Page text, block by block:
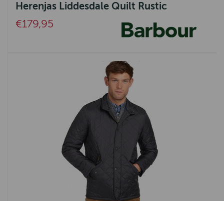
Herenjas Liddesdale Quilt Rustic
€179,95